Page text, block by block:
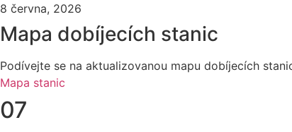
8 června, 2026
Mapa dobíjecích stanic
Podívejte se na aktualizovanou mapu dobíjecích
Mapa stanic
07